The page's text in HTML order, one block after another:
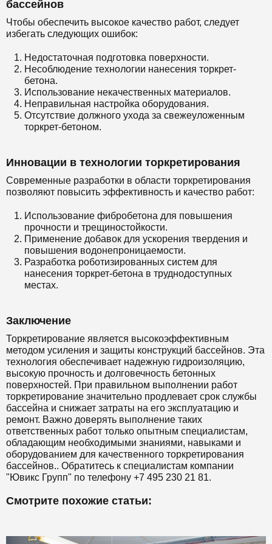
бассейнов
Чтобы обеспечить высокое качество работ, следует
избегать следующих ошибок:
Недостаточная подготовка поверхности.
Несоблюдение технологии нанесения торкрет-
бетона.
Использование некачественных материалов.
Неправильная настройка оборудования.
Отсутствие должного ухода за свежеуложенным
торкрет-бетоном.
Инновации в технологии торкретирования
Современные разработки в области торкретирования
позволяют повысить эффективность и качество работ:
Использование фибробетона для повышения
прочности и трещиностойкости.
Применение добавок для ускорения твердения и
повышения водонепроницаемости.
Разработка роботизированных систем для
нанесения торкрет-бетона в труднодоступных
местах.
Заключение
Торкретирование является высокоэффективным
методом усиления и защиты конструкций бассейнов. Эта
технология обеспечивает надежную гидроизоляцию,
высокую прочность и долговечность бетонных
поверхностей. При правильном выполнении работ
торкретирование значительно продлевает срок службы
бассейна и снижает затраты на его эксплуатацию и
ремонт. Важно доверять выполнение таких
ответственных работ только опытным специалистам,
обладающим необходимыми знаниями, навыками и
оборудованием для качественного торкретирования
бассейнов.. Обратитесь к специалистам компании
"Ювикс Групп" по телефону +7 495 230 21 81.
Смотрите похожие статьи: